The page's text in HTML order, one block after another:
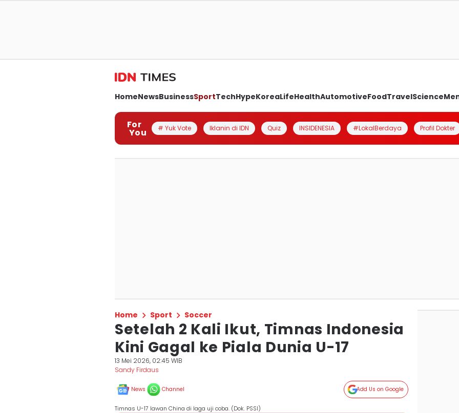
HomeNewsBusinessSportTechHypeKoreaLifeHealthAutomotiveFoodTravelScience
For
You # Yuk Vote Iklanin di IDN Quiz INSIDENESIA #LokalBerdaya Profil Dokter
Home Sport Soccer
Setelah 2 Kali Ikut, Timnas Indonesia
Kini Gagal ke Piala Dunia U-17
13 Mei 2026, 02:45 WIB
Sandy Firdaus
News Channel Add Us on Google
Timnas U-17 lawan China di laga uji coba. (Dok. PSSI)